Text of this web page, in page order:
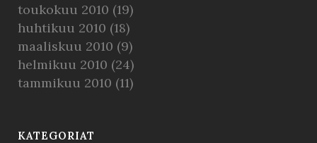
toukokuu 2010 (19)
huhtikuu 2010 (18)
maaliskuu 2010 (9)
helmikuu 2010 (24)
tammikuu 2010 (11)
KATEGORIAT